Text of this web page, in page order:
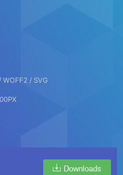
WOFF2 / SVG
Downloads